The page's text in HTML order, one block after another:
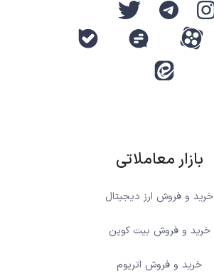
بازار معاملاتی
خرید و فروش ارز دیجیتال
خرید و فروش بیت کوین
خرید و فروش اتریوم